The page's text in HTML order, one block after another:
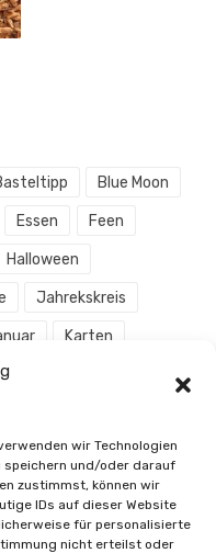
wir Technologien
speichern und/oder darauf
zustimmst, können wir
IDs auf dieser Website
für personalisierte
nicht erteilst oder
Blue Moon
Essen Feen
Halloween
Jahrekskreis
Karten
Pfadarbeit
Rotkäppchen